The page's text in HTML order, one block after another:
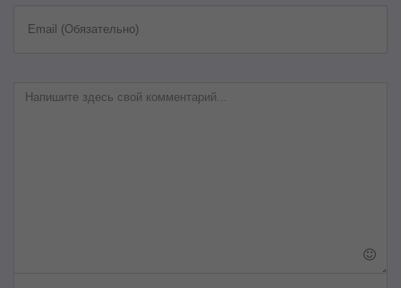
Email (Обязательно)